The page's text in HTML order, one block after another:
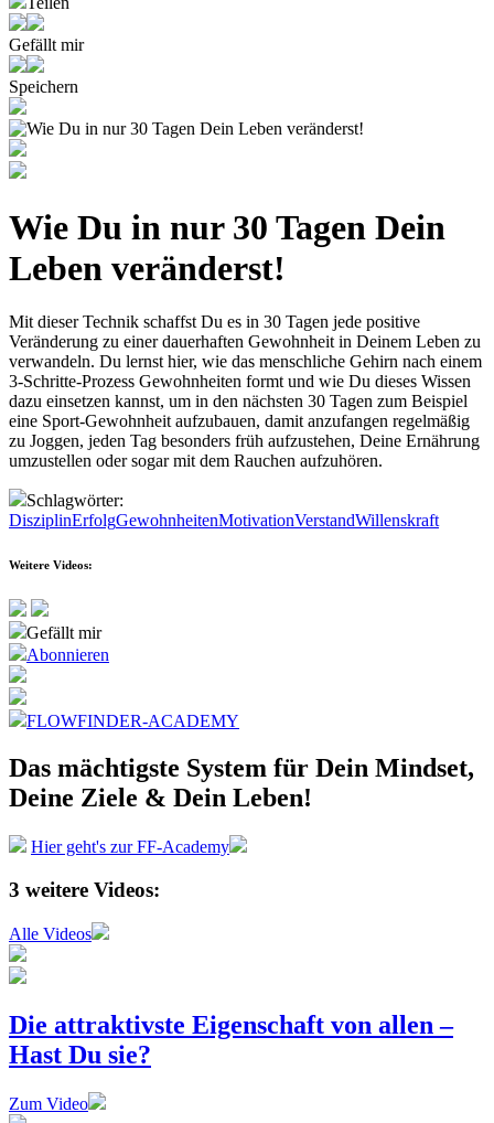
Gefällt mir
Speichern
Wie Du in nur 30 Tagen Dein
Leben veränderst!
Mit dieser Technik schaffst Du es in 30 Tagen jede positive
Veränderung zu einer dauerhaften Gewohnheit in Deinem Leben zu
verwandeln. Du lernst hier, wie das menschliche Gehirn nach einem
3-Schritte-Prozess Gewohnheiten formt und wie Du dieses Wissen
dazu einsetzen kannst, um in den nächsten 30 Tagen zum Beispiel
eine Sport-Gewohnheit aufzubauen, damit anzufangen regelmäßig
zu Joggen, jeden Tag besonders früh aufzustehen, Deine Ernährung
umzustellen oder sogar mit dem Rauchen aufzuhören.
Schlagwörter:
DisziplinErfolgGewohnheitenMotivationVerstandWillenskraft
Weitere Videos:
Gefällt mir
Abonnieren
FLOWFINDER-ACADEMY
Das mächtigste System für Dein Mindset,
Deine Ziele & Dein Leben!
Hier geht's zur FF-Academy
3 weitere Videos:
Alle Videos
Die attraktivste Eigenschaft von allen –
Hast Du sie?
Zum Video